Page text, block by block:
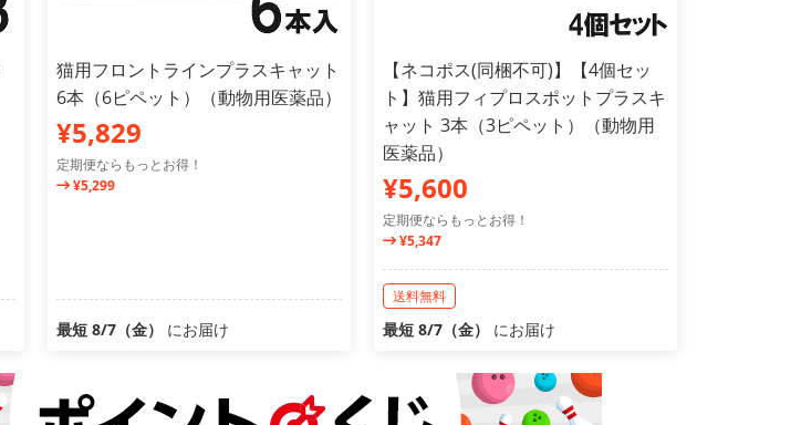
猫用フロントラインプラスキャット
6本（6ピペット）（動物用医薬品）
¥5,829
定期便ならもっとお得！
¥5,299
最短 8/7（金） にお届け
【ネコポス(同梱不可)】【4個セッ
ト】猫用フィプロスポットプラスキ
ャット 3本（3ピペット）（動物用
医薬品）
¥5,600
定期便ならもっとお得！
¥5,347
送料無料
最短 8/7（金） にお届け